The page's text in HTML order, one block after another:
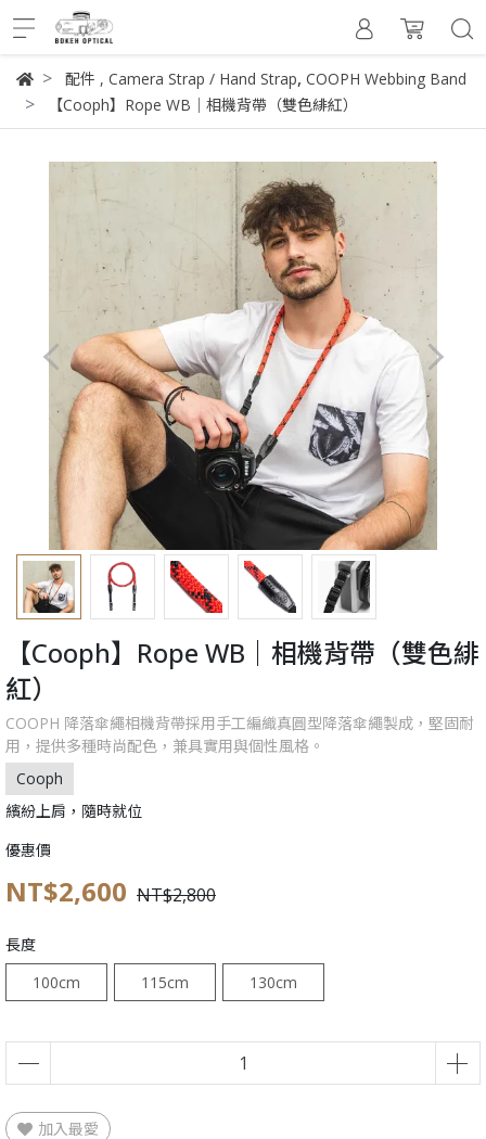
配件 , Camera Strap / Hand Strap, COOPH Webbing Band
【Cooph】Rope WB｜相機背帶（雙色緋紅）
【Cooph】Rope WB｜相機背帶（雙色緋
紅）
COOPH 降落傘繩相機背帶採用手工編織真圓型降落傘繩製成，堅固耐
用，提供多種時尚配色，兼具實用與個性風格。
Cooph
繽紛上肩，隨時就位
優惠價
NT$2,600 NT$2,800
長度
100cm
115cm 130cm
加入最愛